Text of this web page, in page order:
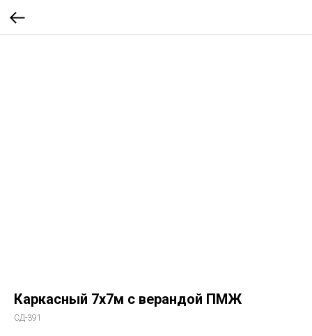
Каркасный 7х7м с верандой ПМЖ
СД-391